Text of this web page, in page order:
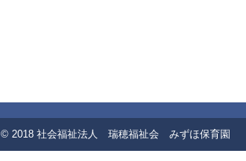
© 2018 社会福祉法人 瑞穂福祉会 みずほ保育園